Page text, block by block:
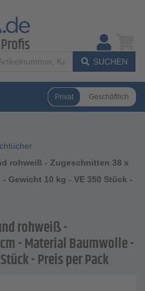
SUCHEN
Privat Geschäftlich
rohweiß - Zugeschnitten 38 x
Gewicht 10 kg - VE 350 Stück -
rohweiß -
- Material Baumwolle -
- Preis per Pack